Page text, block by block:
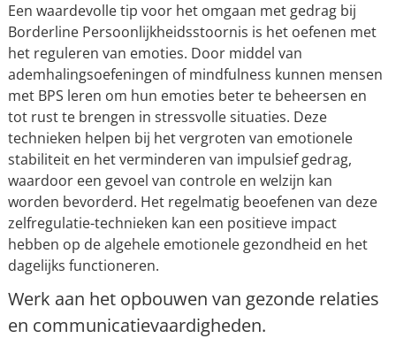
Een waardevolle tip voor het omgaan met gedrag bij
Borderline Persoonlijkheidsstoornis is het oefenen met
het reguleren van emoties. Door middel van
ademhalingsoefeningen of mindfulness kunnen mensen
met BPS leren om hun emoties beter te beheersen en
tot rust te brengen in stressvolle situaties. Deze
technieken helpen bij het vergroten van emotionele
stabiliteit en het verminderen van impulsief gedrag,
waardoor een gevoel van controle en welzijn kan
worden bevorderd. Het regelmatig beoefenen van deze
zelfregulatie-technieken kan een positieve impact
hebben op de algehele emotionele gezondheid en het
dagelijks functioneren.
Werk aan het opbouwen van gezonde relaties
en communicatievaardigheden.